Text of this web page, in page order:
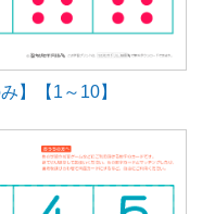
】【1～10】